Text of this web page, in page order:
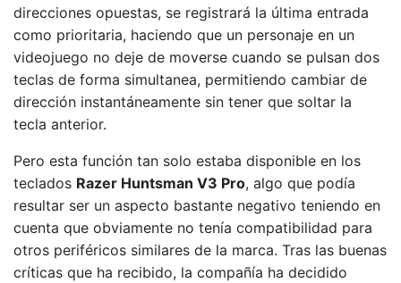
direcciones opuestas, se registrará la última entrada
como prioritaria, haciendo que un personaje en un
videojuego no deje de moverse cuando se pulsan dos
teclas de forma simultanea, permitiendo cambiar de
dirección instantáneamente sin tener que soltar la
tecla anterior.
Pero esta función tan solo estaba disponible en los
teclados Razer Huntsman V3 Pro, algo que podía
resultar ser un aspecto bastante negativo teniendo en
cuenta que obviamente no tenía compatibilidad para
otros periféricos similares de la marca. Tras las buenas
críticas que ha recibido, la compañía ha decidido